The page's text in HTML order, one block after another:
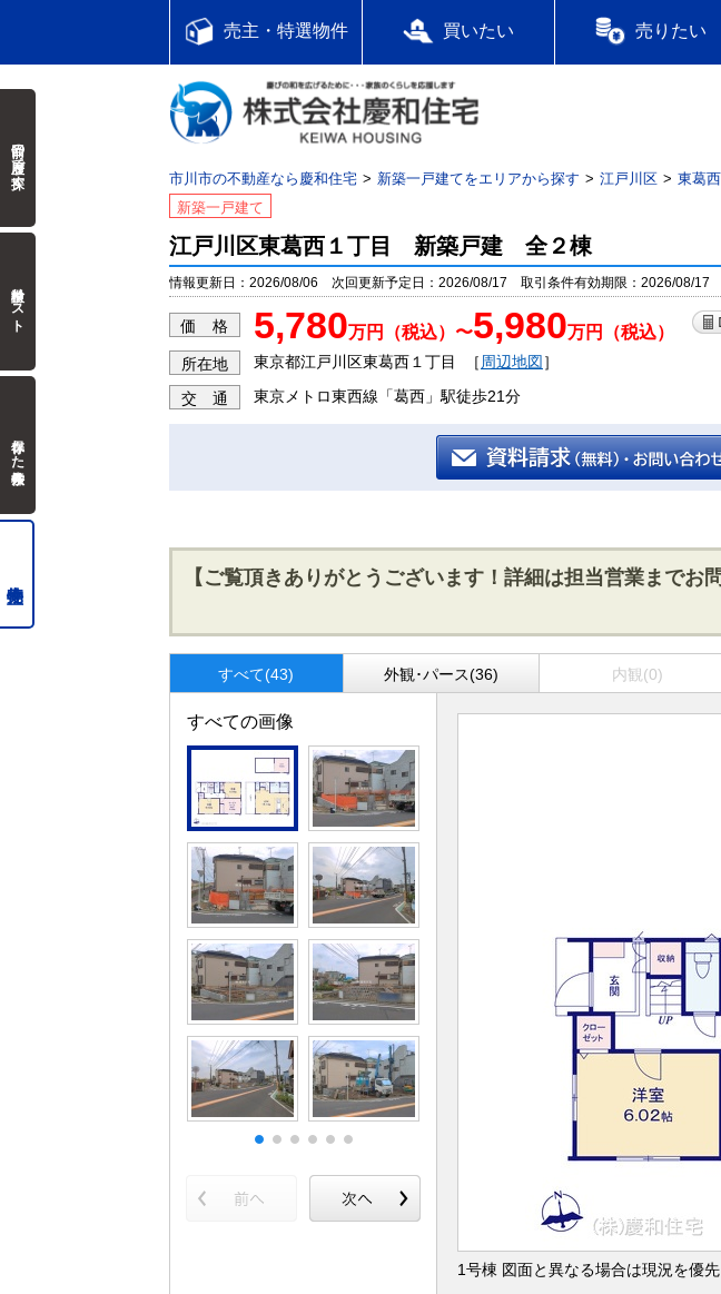
売主・特選物件 買いたい 売りたい
市川市の不動産なら慶和住宅 新築一戸建てをエリアから探す 江戸川区 東葛西
新築一戸建て
江戸川区東葛西１丁目 新築戸建 全２棟
情報更新日：2026/08/06 次回更新予定日：2026/08/17 取引条件有効期限：2026/08/17
価 格 5,780万円（税込）〜5,980万円（税込）
所在地 東京都江戸川区東葛西１丁目 ［ 周辺地図 ］
交 通 東京メトロ東西線「葛西」駅徒歩21分
【ご覧頂きありがとうございます！詳細は担当営業までお
すべて(43) 外観･パース(36) 内観(0)
すべての画像
1号棟 図面と異なる場合は現況を優先
前回の履歴で探す
検討中リスト
保存した検索条件